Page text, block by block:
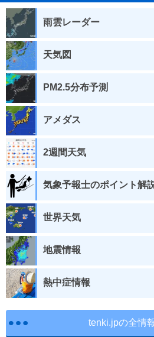
雨雲レーダー
天気図
PM2.5分布予測
アメダス
2週間天気
気象予報士のポイント解
世界天気
地震情報
熱中症情報
tenki.jpの全情